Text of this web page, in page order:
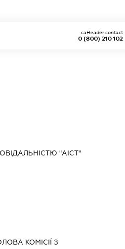
0 (800) 210 102
caHeader.contact
"АІСТ"
КОМІСІЇ З